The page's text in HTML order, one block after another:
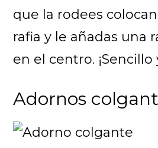
que la rodees
rafia y le añadas una
en el centro.
Adornos